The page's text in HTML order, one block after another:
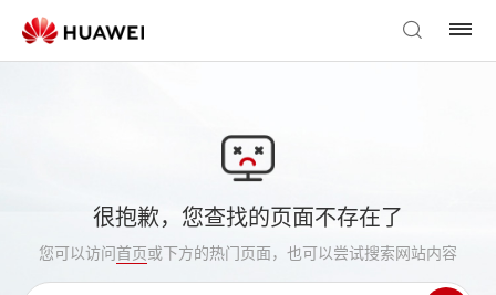
很抱歉，您查找的页面不存在了
您可以访问首页或下方的热门页面，也可以尝试搜索网站内容